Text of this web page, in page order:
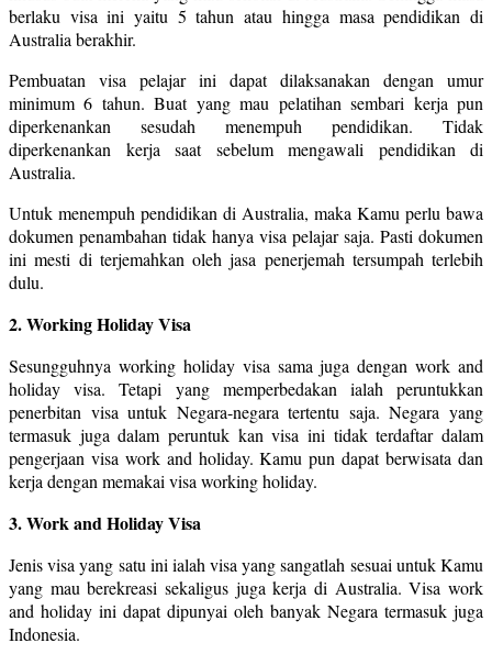
berlaku visa ini yaitu 5 tahun atau hingga masa pendidikan di
Australia berakhir.
Pembuatan visa pelajar ini dapat dilaksanakan dengan umur
minimum 6 tahun. Buat yang mau pelatihan sembari kerja pun
diperkenankan sesudah menempuh pendidikan. Tidak
diperkenankan kerja saat sebelum mengawali pendidikan di
Australia.
Untuk menempuh pendidikan di Australia, maka Kamu perlu bawa
dokumen penambahan tidak hanya visa pelajar saja. Pasti dokumen
ini mesti di terjemahkan oleh jasa penerjemah tersumpah terlebih
dulu.
2. Working Holiday Visa
Sesungguhnya working holiday visa sama juga dengan work and
holiday visa. Tetapi yang memperbedakan ialah peruntukkan
penerbitan visa untuk Negara-negara tertentu saja. Negara yang
termasuk juga dalam peruntuk kan visa ini tidak terdaftar dalam
pengerjaan visa work and holiday. Kamu pun dapat berwisata dan
kerja dengan memakai visa working holiday.
3. Work and Holiday Visa
Jenis visa yang satu ini ialah visa yang sangatlah sesuai untuk Kamu
yang mau berekreasi sekaligus juga kerja di Australia. Visa work
and holiday ini dapat dipunyai oleh banyak Negara termasuk juga
Indonesia.